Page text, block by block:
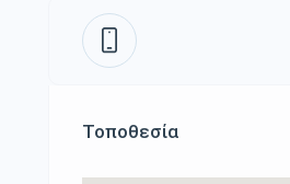
Τοποθεσία